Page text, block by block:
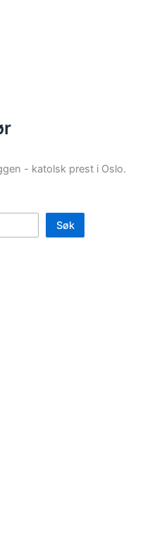
- katolsk prest i Oslo.
Søk